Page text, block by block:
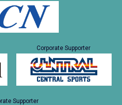
Corporate Supporter
Supporter